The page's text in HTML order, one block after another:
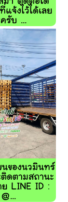
แจ้งไว้ได้เลย
รับ ...
นของนวมินทร์
ดตามสถานะ
ย LINE ID :
@...